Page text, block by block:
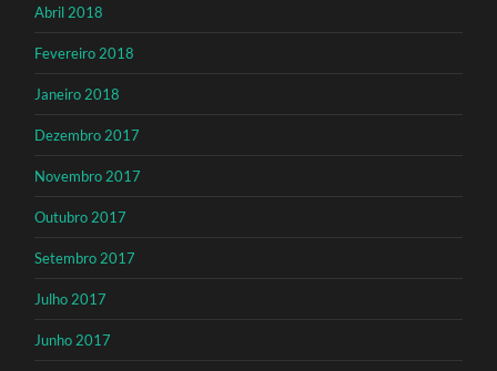
Abril 2018
Fevereiro 2018
Janeiro 2018
Dezembro 2017
Novembro 2017
Outubro 2017
Setembro 2017
Julho 2017
Junho 2017